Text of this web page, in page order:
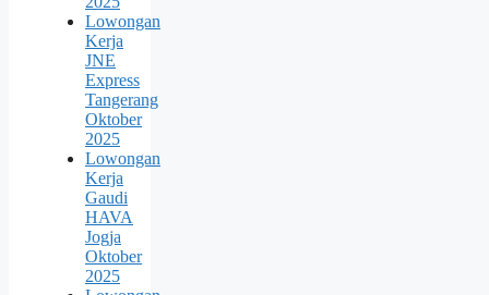
Lowongan
Kerja
JNE
Express
Tangerang
Oktober
2025
Lowongan
Kerja
Gaudi
HAVA
Jogja
Oktober
2025